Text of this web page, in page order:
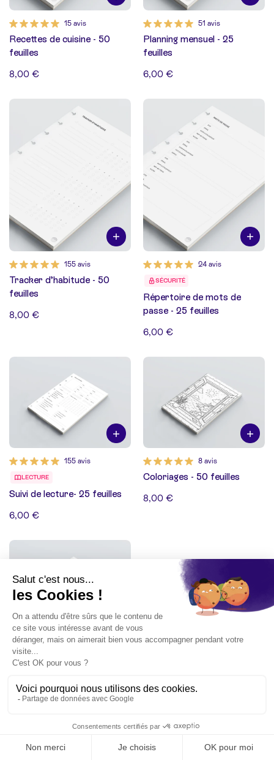
15 avis
Recettes de cuisine - 50
feuilles
8,00 €
51 avis
Planning mensuel - 25
feuilles
6,00 €
155 avis
Tracker d’habitude - 50
feuilles
8,00 €
24 avis
SÉCURITÉ
Répertoire de mots de
passe - 25 feuilles
6,00 €
155 avis
LECTURE
Suivi de lecture- 25 feuilles
6,00 €
8 avis
Coloriages - 50 feuilles
8,00 €
8 avis
Journal de gratitude - 50
8,00 €